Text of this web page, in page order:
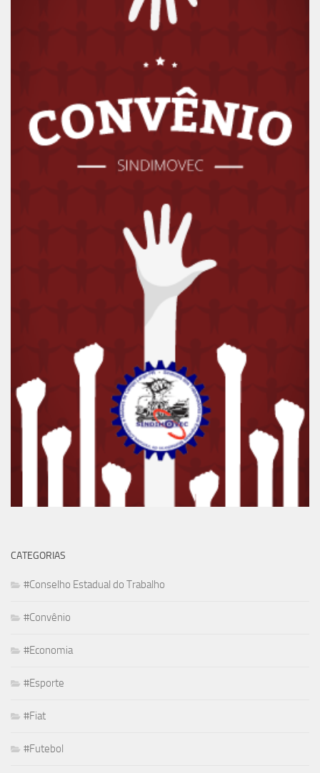
CATEGORIAS
#Conselho Estadual do Trabalho
#Convênio
#Economia
#Esporte
#Fiat
#Futebol